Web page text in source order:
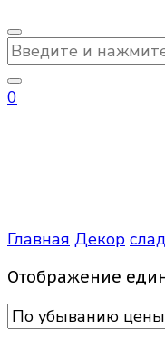
Ищите
что-
то?
0
Главная Декор
Отображение